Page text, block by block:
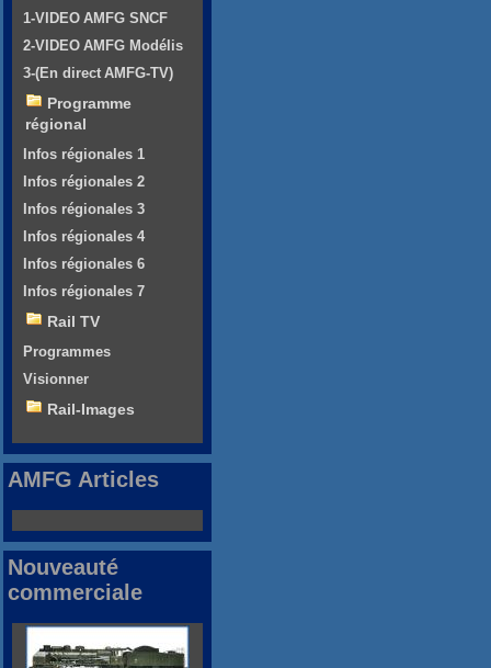
1-VIDEO AMFG SNCF
2-VIDEO AMFG Modélis
3-(En direct AMFG-TV)
Programme
régional
Infos régionales 1
Infos régionales 2
Infos régionales 3
Infos régionales 4
Infos régionales 6
Infos régionales 7
Rail TV
Programmes
Visionner
Rail-Images
AMFG Articles
Nouveauté
commerciale